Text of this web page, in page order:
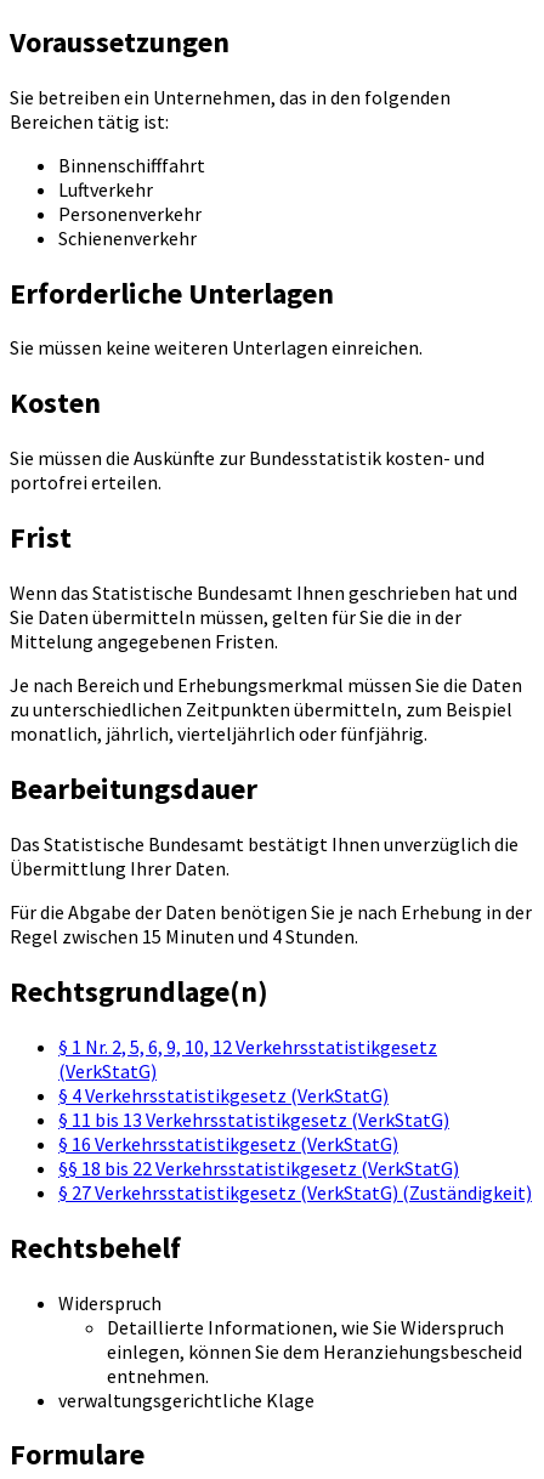
Voraussetzungen
Sie betreiben ein Unternehmen, das in den folgenden
Bereichen tätig ist:
Binnenschifffahrt
Luftverkehr
Personenverkehr
Schienenverkehr
Erforderliche Unterlagen
Sie müssen keine weiteren Unterlagen einreichen.
Kosten
Sie müssen die Auskünfte zur Bundesstatistik kosten- und
portofrei erteilen.
Frist
Wenn das Statistische Bundesamt Ihnen geschrieben hat und
Sie Daten übermitteln müssen, gelten für Sie die in der
Mittelung angegebenen Fristen.
Je nach Bereich und Erhebungsmerkmal müssen Sie die Daten
zu unterschiedlichen Zeitpunkten übermitteln, zum Beispiel
monatlich, jährlich, vierteljährlich oder fünfjährig.
Bearbeitungsdauer
Das Statistische Bundesamt bestätigt Ihnen unverzüglich die
Übermittlung Ihrer Daten.
Für die Abgabe der Daten benötigen Sie je nach Erhebung in der
Regel zwischen 15 Minuten und 4 Stunden.
Rechtsgrundlage(n)
§ 1 Nr. 2, 5, 6, 9, 10, 12 Verkehrsstatistikgesetz
(VerkStatG)
§ 4 Verkehrsstatistikgesetz (VerkStatG)
§ 11 bis 13 Verkehrsstatistikgesetz (VerkStatG)
§ 16 Verkehrsstatistikgesetz (VerkStatG)
§§ 18 bis 22 Verkehrsstatistikgesetz (VerkStatG)
§ 27 Verkehrsstatistikgesetz (VerkStatG) (Zuständigkeit)
Rechtsbehelf
Widerspruch
Detaillierte Informationen, wie Sie Widerspruch
einlegen, können Sie dem Heranziehungsbescheid
entnehmen.
verwaltungsgerichtliche Klage
Formulare